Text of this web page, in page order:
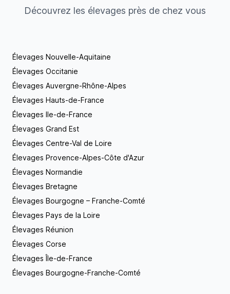
Découvrez les élevages près de chez vous
Élevages Nouvelle-Aquitaine
Élevages Occitanie
Élevages Auvergne-Rhône-Alpes
Élevages Hauts-de-France
Élevages Ile-de-France
Élevages Grand Est
Élevages Centre-Val de Loire
Élevages Provence-Alpes-Côte d'Azur
Élevages Normandie
Élevages Bretagne
Élevages Bourgogne – Franche-Comté
Élevages Pays de la Loire
Élevages Réunion
Élevages Corse
Élevages Île-de-France
Élevages Bourgogne-Franche-Comté